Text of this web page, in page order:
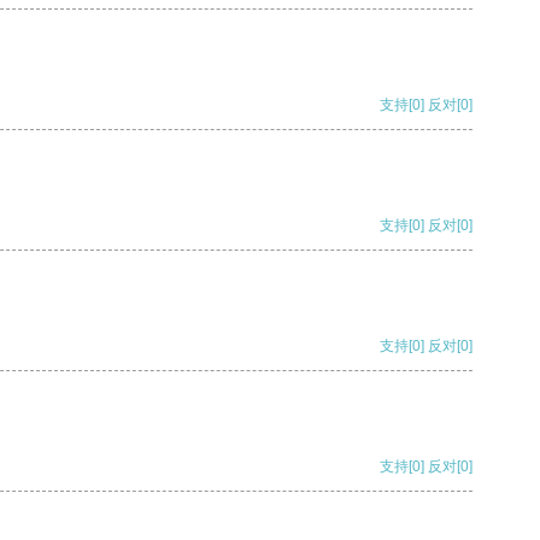
支持[0] 反对[0]
支持[0] 反对[0]
支持[0] 反对[0]
支持[0] 反对[0]